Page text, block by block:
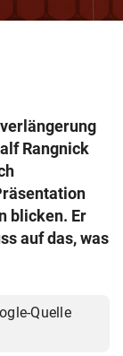
Rangnick
blicken. Er
auf das, was
Quelle